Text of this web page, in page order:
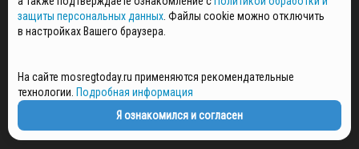
ГАЗЕТЫ
РЕКЛАМОДАТЕЛЯМ
СПЕЦПРОЕКТЫ
СТАТЬИ
ПОЛИТИКА КОНФИДЕНЦИАЛЬНОСТИ
защиты персональных данных . Файлы cookie можно отключить
в настройках Вашего браузера.
На сайте mosregtoday.ru применяются рекомендательные
технологии. Подробная информация
Я ознакомился и согласен